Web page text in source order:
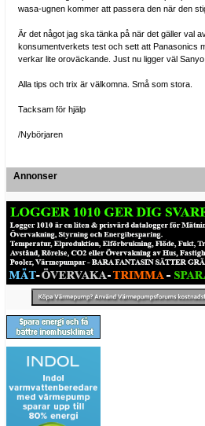
wasa-ugnen kommer att passera den när den
Är det något jag ska tänka på när det gäller val
konsumentverkets test och sett att Panasonics
verkar lite oroväckande. Just nu ligger väl Sanyo
Alla tips och trix är välkomna. Små som stora.
Tacksam för hjälp
/Nybörjaren
Annonser